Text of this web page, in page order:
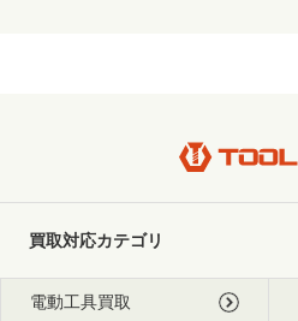
買取対応カテゴリ
電動工具買取